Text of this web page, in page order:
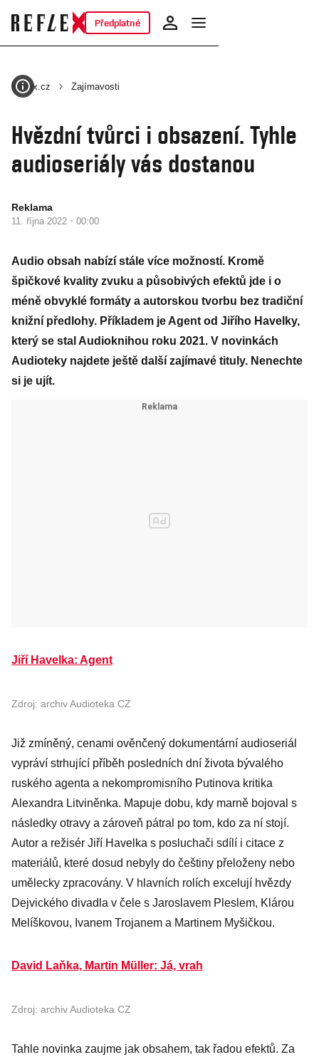
Předplatné
Reflex.cz Zajímavosti
Hvězdní tvůrci i obsazení. Tyhle
audioseriály vás dostanou
Reklama
11. října 2022 · 00:00
Audio obsah nabízí stále více možností. Kromě
špičkové kvality zvuku a působivých efektů jde i o
méně obvyklé formáty a autorskou tvorbu bez tradiční
knižní předlohy. Příkladem je Agent od Jiřího Havelky,
který se stal Audioknihou roku 2021. V novinkách
Audioteky najdete ještě další zajímavé tituly. Nenechte
si je ujít.
Jiří Havelka: Agent
Zdroj: archiv Audioteka CZ
Již zmíněný, cenami ověnčený dokumentární audioseriál
vypráví strhující příběh posledních dní života bývalého
ruského agenta a nekompromisního Putinova kritika
Alexandra Litviněnka. Mapuje dobu, kdy marně bojoval s
následky otravy a zároveň pátral po tom, kdo za ní stojí.
Autor a režisér Jiří Havelka s posluchači sdílí i citace z
materiálů, které dosud nebyly do češtiny přeloženy nebo
umělecky zpracovány. V hlavních rolích excelují hvězdy
Dejvického divadla v čele s Jaroslavem Pleslem, Klárou
Melíškovou, Ivanem Trojanem a Martinem Myšičkou.
David Laňka, Martin Müller: Já, vrah
Zdroj: archiv Audioteka CZ
Tahle novinka zaujme jak obsahem, tak řadou efektů. Za